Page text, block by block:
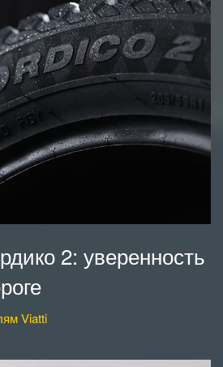
2: уверенность
Viatti